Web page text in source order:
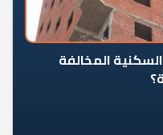
المخالفة